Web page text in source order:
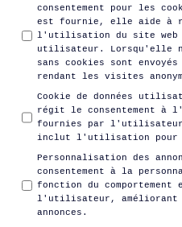
consentement pour les
est fournie, elle aide à
l'utilisation du site web
utilisateur. Lorsqu'elle
sans cookies sont
rendant les visites
Cookie de données
régit le consentement à
fournies par
inclut l'utilisation pour
Personnalisation des
consentement à la
fonction du comportement
l'utilisateur, améliorant
annonces.